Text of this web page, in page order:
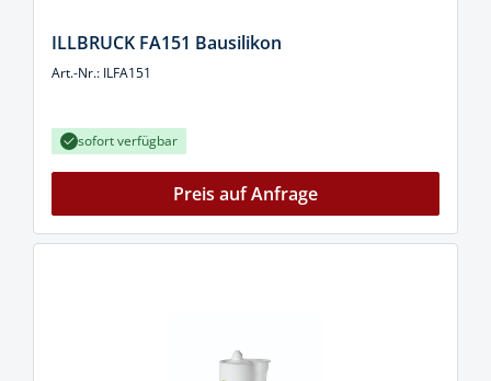
ILLBRUCK FA151 Bausilikon
Art.-Nr.: ILFA151
sofort verfügbar
Preis auf Anfrage